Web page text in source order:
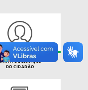
CARTA DE SERVIÇOS
DO CIDADÃO